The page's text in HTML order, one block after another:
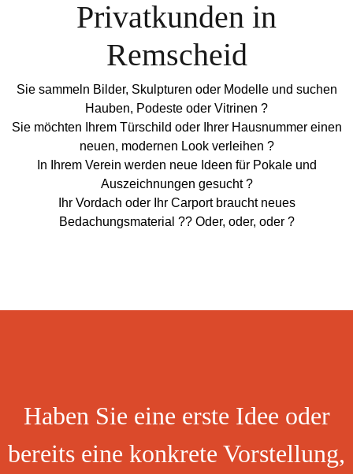
Privatkunden in
Remscheid
Sie sammeln Bilder, Skulpturen oder Modelle und suchen
Hauben, Podeste oder Vitrinen ?
Sie möchten Ihrem Türschild oder Ihrer Hausnummer einen
neuen, modernen Look verleihen ?
In Ihrem Verein werden neue Ideen für Pokale und
Auszeichnungen gesucht ?
Ihr Vordach oder Ihr Carport braucht neues
Bedachungsmaterial ?? Oder, oder, oder ?
Haben Sie eine erste Idee oder
bereits eine konkrete Vorstellung,